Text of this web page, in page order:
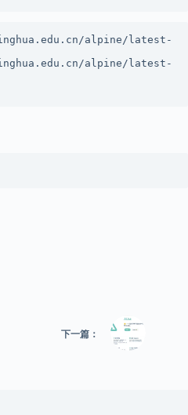
alpine/latest-
alpine/latest-
下一篇：